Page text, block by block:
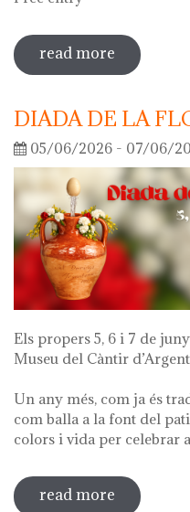
read more sobre
'what's left
DIADA DE LA
05/06/2026 - 07/06/
Els propers 5, 6 i 7 de
Museu del Càntir
Un any més, com ja és
com balla a la font del
colors i vida per celebrar
read more sobre